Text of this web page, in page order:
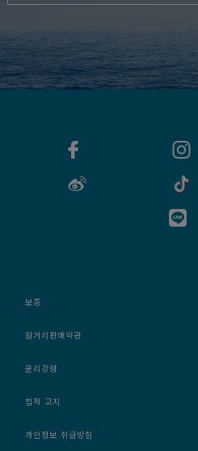
보증
원거리판매약관
윤리강령
법적 고지
개인정보 취급방침